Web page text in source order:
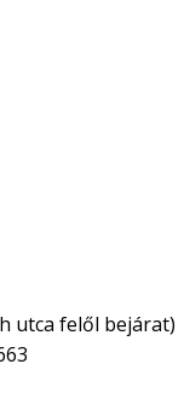
utca felől bejárat)